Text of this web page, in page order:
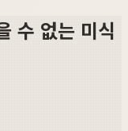
수 없는 미식